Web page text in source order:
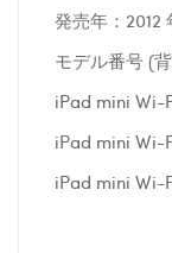
発売年：2012
モデル番号 (
iPad mini Wi-
iPad mini Wi-
iPad mini Wi-